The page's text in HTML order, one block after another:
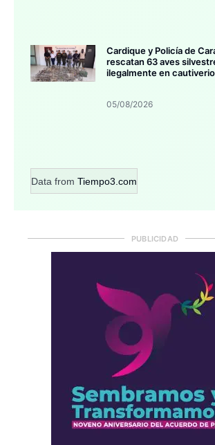
Cardique y Policía de
rescatan 63 aves
ilegalmente en
05/08/2026
Data from Tiempo3.com
PUBLICIDAD